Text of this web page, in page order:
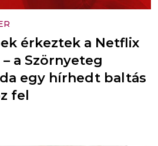
érkeztek a Netflix
a Szörnyeteg
egy hírhedt baltás
fel